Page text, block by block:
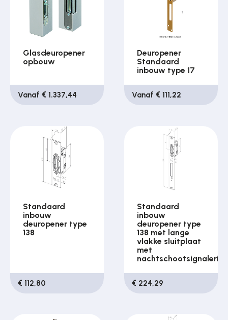
Glasdeuropener
opbouw
Vanaf € 1.337,44
Deuropener
Standaard
inbouw type 17
Vanaf € 111,22
Standaard
inbouw
deuropener type
138
€ 112,80
Standaard
inbouw
deuropener type
138 met lange
vlakke sluitplaat
met
€ 224,29